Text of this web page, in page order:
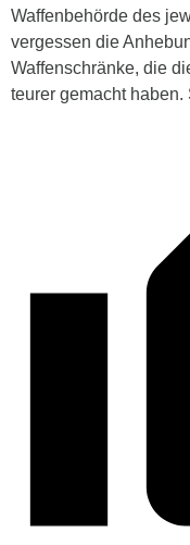
Waffenbehörde des
vergessen die
Waffenschränke, die
teurer gemacht haben.